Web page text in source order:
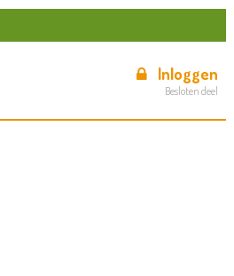
Inloggen
Besloten deel